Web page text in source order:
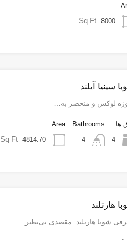
8000
Sq Ft
سینیا آیلند
لوکس و منحصر به…
ها
4
Bathrooms
4
Area
4814.70
Sq Ft
هارتلند
شوبا هارتلند: مقصدی بی‌نظیر…